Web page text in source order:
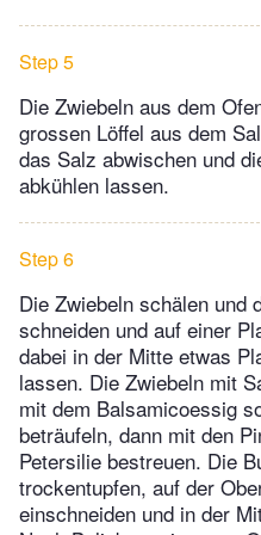
Step 5
Die Zwiebeln aus dem
grossen Löffel aus dem
das Salz abwischen und
abkühlen lassen.
Step 6
Die Zwiebeln schälen und
schneiden und auf einer
dabei in der Mitte etwas
lassen. Die Zwiebeln mit
mit dem Balsamicoessig
beträufeln, dann mit den
Petersilie bestreuen. Die
trockentupfen, auf der
einschneiden und in der